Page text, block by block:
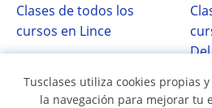
Clases de todos los
cursos en Lince
Clases de todos los
cursos en Pueblo Libre
Tusclases utiliza cookies propias
la navegación para mejorar tu